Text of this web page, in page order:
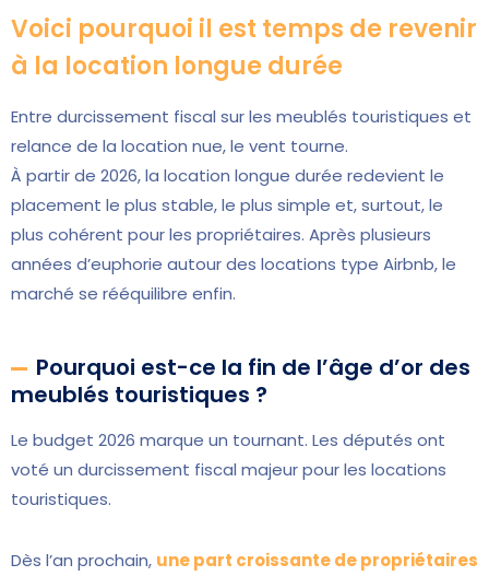
Voici pourquoi il est temps de revenir
à la location longue durée
Entre durcissement fiscal sur les meublés touristiques et
relance de la location nue, le vent tourne.
À partir de 2026, la location longue durée redevient le
placement le plus stable, le plus simple et, surtout, le
plus cohérent pour les propriétaires. Après plusieurs
années d’euphorie autour des locations type Airbnb, le
marché se rééquilibre enfin.
Pourquoi est-ce la fin de l’âge d’or des
meublés touristiques ?
Le budget 2026 marque un tournant. Les députés ont
voté un durcissement fiscal majeur pour les locations
touristiques.
Dès l’an prochain, une part croissante de propriétaires